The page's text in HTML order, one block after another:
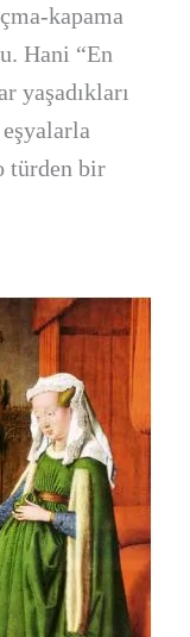
kapama
Hani “En
yaşadıkları
türden bir